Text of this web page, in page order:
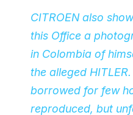
CITROEN also
this Office a
in Colombia of
the alleged
borrowed for few
reproduced, but